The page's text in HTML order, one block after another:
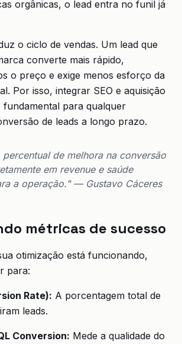
orgânicas, o lead entra no funil já
o ciclo de vendas. Um lead que
converte mais rápido,
o preço e exige menos esforço da
Por isso, integrar SEO e aquisição
fundamental para qualquer
de leads a longo prazo.
percentual de melhora na conversão
em revenue e saúde
a operação." — Gustavo Cáceres
métricas de sucesso
otimização está funcionando,
para:
Rate): A porcentagem total de
leads.
Conversion: Mede a qualidade do